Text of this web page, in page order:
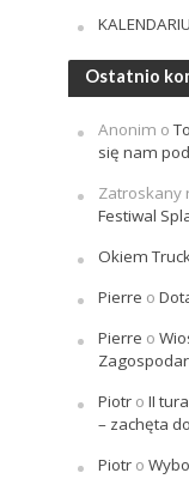
Ostatnio
Anonim o
się nam
Zatroskany
Festiwal
Okiem
Pierre o
Pierre o
Piotro II
– zachęta
Piotro